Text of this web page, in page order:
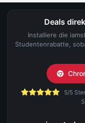
Deals
Installiere die
Studentenrabatte,
5/5